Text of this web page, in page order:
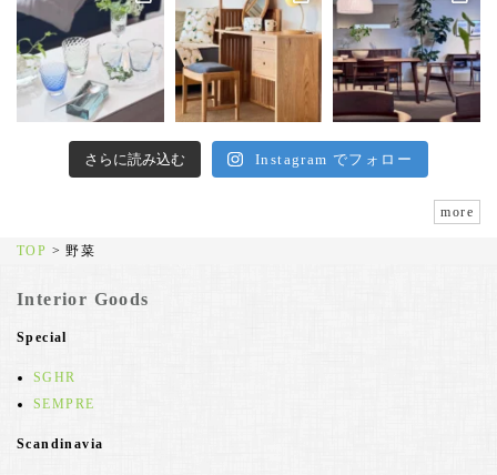
さらに読み込む Instagram でフォロー
more
TOP >野菜
Interior Goods
Special
SGHR
SEMPRE
Scandinavia